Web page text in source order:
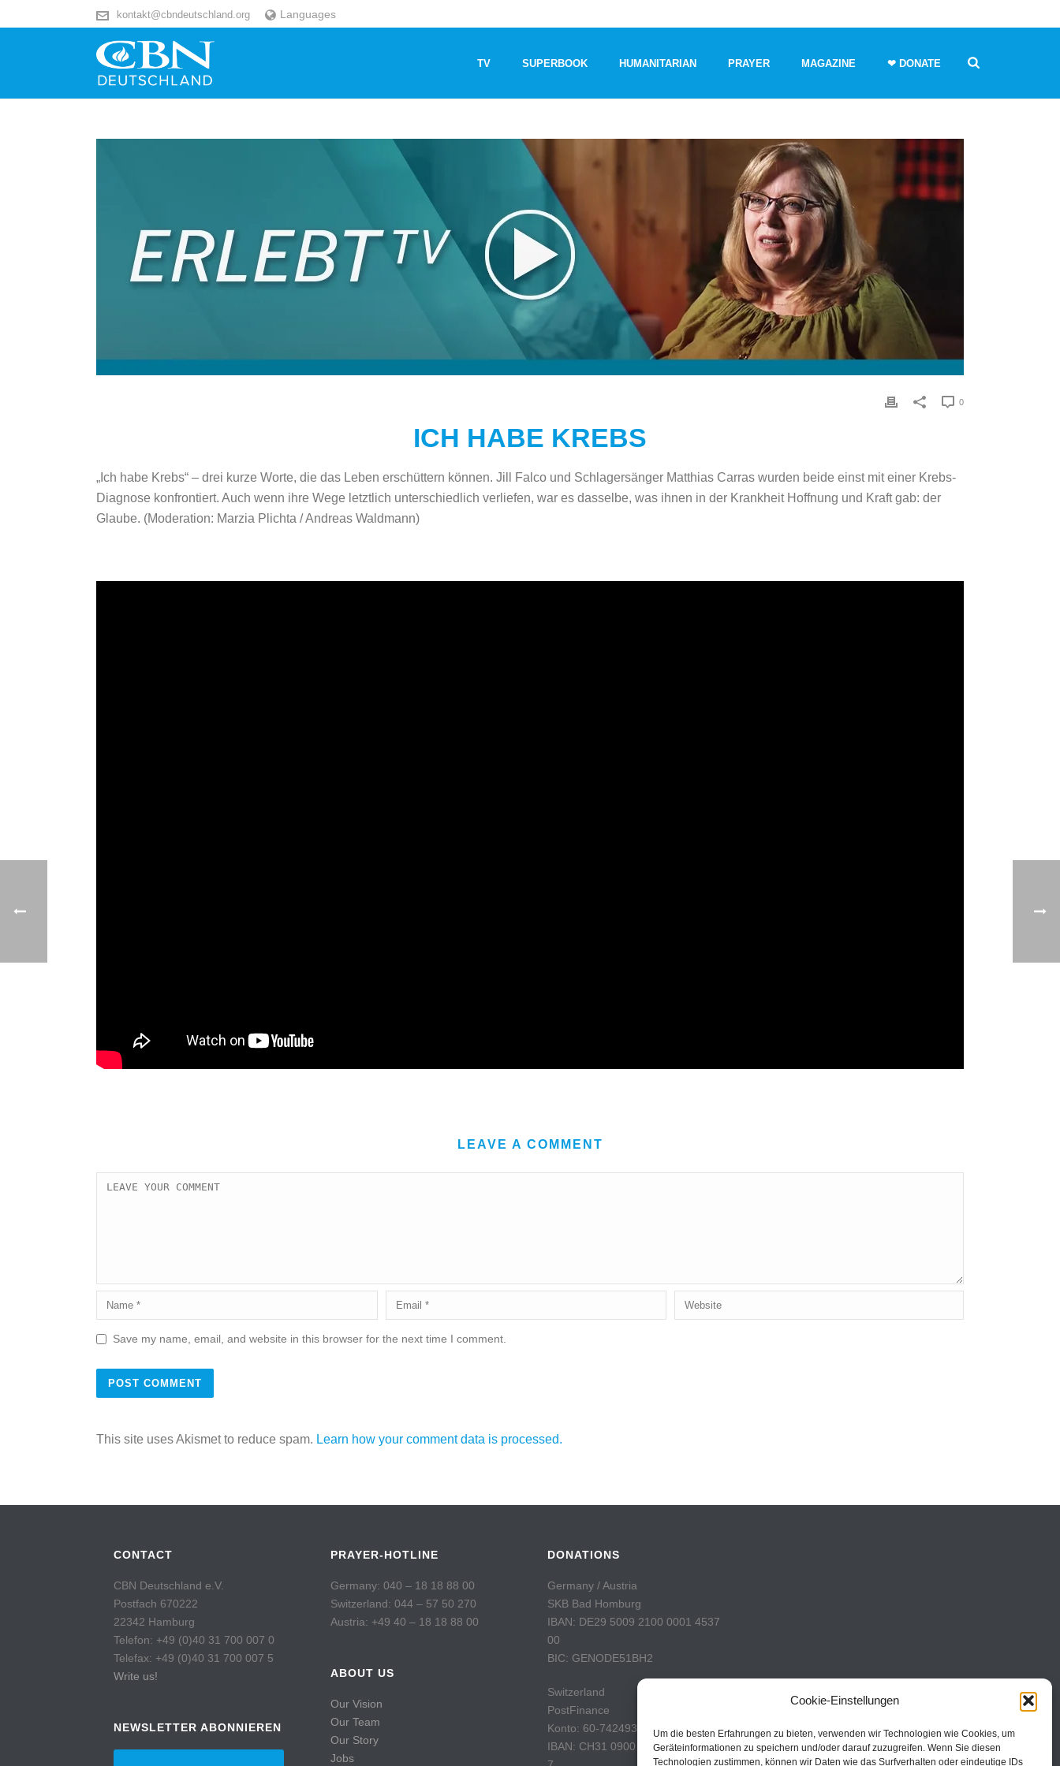
Cookie-Einstellungen
Um die besten Erfahrungen zu bieten, verwenden wir Technologien wie Cookies, um
Geräteinformationen zu speichern und/oder darauf zuzugreifen. Wenn Sie diesen
Technologien zustimmen, können wir Daten wie das Surfverhalten oder eindeutige IDs
kontakt@cbndeutschland.org Languages
TV SUPERBOOK HUMANITARIAN PRAYER MAGAZINE ❤ DONATE
0
ICH HABE KREBS
„Ich habe Krebs“ – drei kurze Worte, die das Leben erschüttern können. Jill Falco und Schlagersänger Matthias Carras wurden beide einst mit einer Krebs-
Diagnose konfrontiert. Auch wenn ihre Wege letztlich unterschiedlich verliefen, war es dasselbe, was ihnen in der Krankheit Hoffnung und Kraft gab: der
Glaube. (Moderation: Marzia Plichta / Andreas Waldmann)
LEAVE A COMMENT
Save my name, email, and website in this browser for the next time I comment.
This site uses Akismet to reduce spam. Learn how your comment data is processed.
CONTACT
CBN Deutschland e.V.
Postfach 670222
22342 Hamburg
Telefon: +49 (0)40 31 700 007 0
Telefax: +49 (0)40 31 700 007 5
Write us!
NEWSLETTER ABONNIEREN
PRAYER-HOTLINE
Germany: 040 – 18 18 88 00
Switzerland: 044 – 57 50 270
Austria: +49 40 – 18 18 88 00
ABOUT US
Our Vision
Our Team
Our Story
Jobs
DONATIONS
Germany / Austria
SKB Bad Homburg
IBAN: DE29 5009 2100 0001 4537
00
BIC: GENODE51BH2
Switzerland
PostFinance
Konto: 60-742493-7
IBAN: CH31 0900 0000 6074 2493